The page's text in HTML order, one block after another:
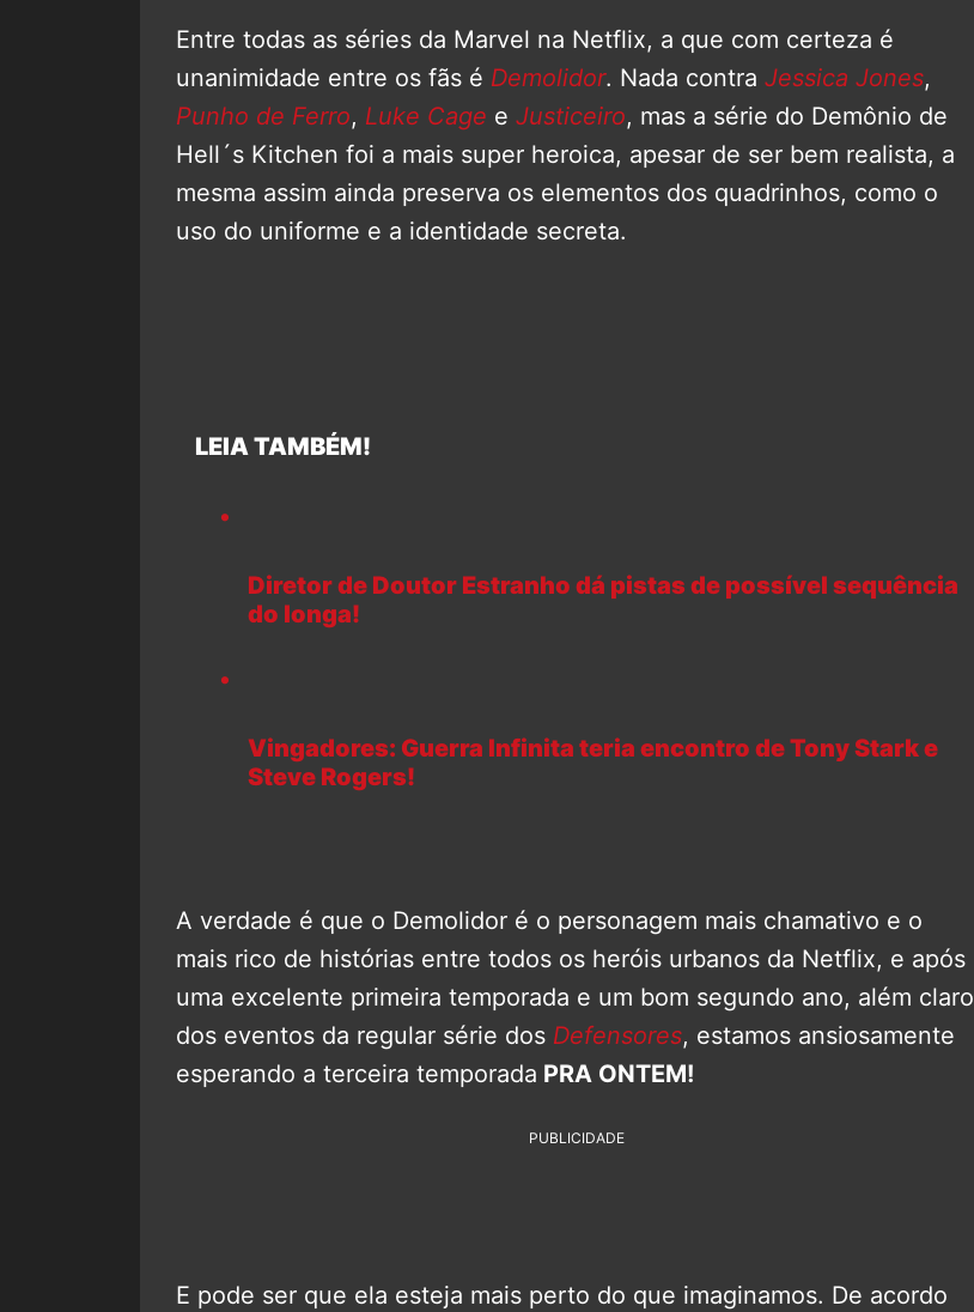
Entre todas as séries da Marvel na Netflix, a que com certeza é
unanimidade entre os fãs é Demolidor. Nada contra Jessica Jones,
Punho de Ferro, Luke Cage e Justiceiro, mas a série do Demônio de
Hell´s Kitchen foi a mais super heroica, apesar de ser bem realista, a
mesma assim ainda preserva os elementos dos quadrinhos, como o
uso do uniforme e a identidade secreta.
LEIA TAMBÉM!
Diretor de Doutor Estranho dá pistas de possível sequência
do longa!
Vingadores: Guerra Infinita teria encontro de Tony Stark e
Steve Rogers!
A verdade é que o Demolidor é o personagem mais chamativo e o
mais rico de histórias entre todos os heróis urbanos da Netflix, e após
uma excelente primeira temporada e um bom segundo ano, além claro
dos eventos da regular série dos Defensores, estamos ansiosamente
esperando a terceira temporada PRA ONTEM!
PUBLICIDADE
E pode ser que ela esteja mais perto do que imaginamos. De acordo